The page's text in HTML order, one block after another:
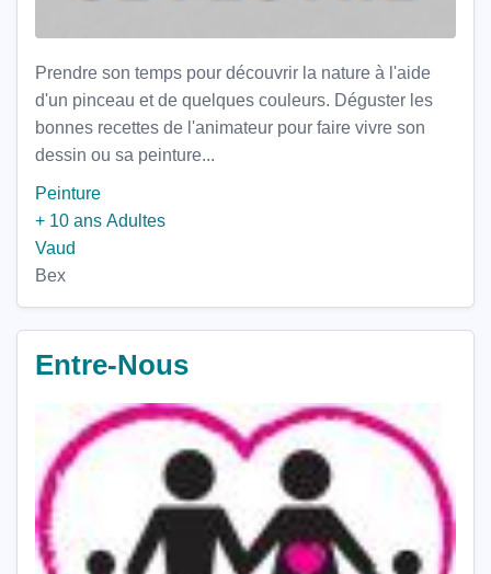
Prendre son temps pour découvrir la nature à l'aide
d'un pinceau et de quelques couleurs. Déguster les
bonnes recettes de l'animateur pour faire vivre son
dessin ou sa peinture...
Peinture
+ 10 ans Adultes
Vaud
Bex
Entre-Nous